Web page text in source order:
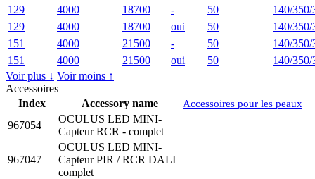
129
4000 18700 - 50
140/350/
129
4000 18700 oui 50
140/350/
151
4000 21500 - 50
140/350/
151
4000 21500 oui 50
140/350/
Voir plus ↓ Voir moins ↑
Accessoires
Accessoires pour les peaux
Index
Accessory name
967054
OCULUS LED MINI-
Capteur RCR - complet
967047
OCULUS LED MINI-
Capteur PIR / RCR DALI
complet